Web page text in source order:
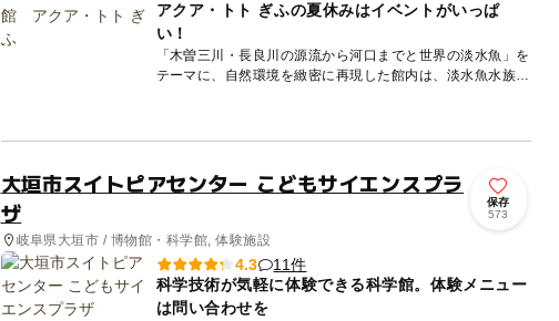
アクア・トト ぎふの夏休みはイベントがいっぱ
い！
「木曽三川・長良川の源流から河口までと世界の淡水魚」を
テーマに、自然環境を緻密に再現した館内は、淡水魚水族館
大垣市スイトピアセンター こどもサイエンスプラ
ザ
岐阜県大垣市 / 博物館・科学館, 体験施設
保存
573
4.3
11件
科学技術が気軽に体験できる科学館。体験メニュー
は問い合わせを